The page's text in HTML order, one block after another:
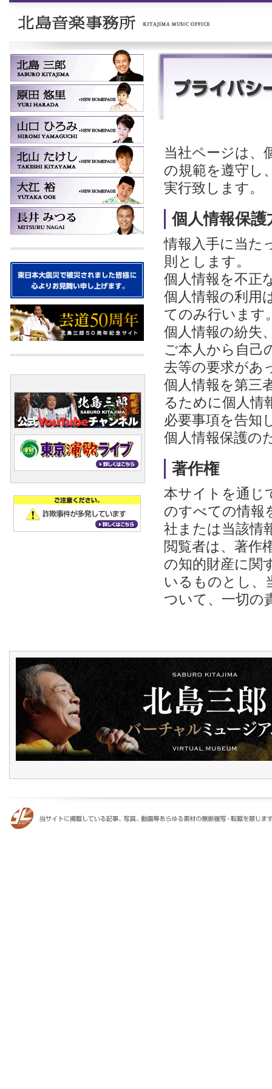
当社ページは、
の規範を遵守し
実行致します。
個人情報保護
情報入手に当た
則とします。
個人情報を不正
個人情報の利用
てのみ行います
個人情報の紛失
ご本人から自己
去等の要求があ
個人情報を第三
るために個人情
必要事項を告知
個人情報保護の
著作権
本サイトを通じ
のすべての情報
社または当該情
閲覧者は、著作
の知的財産に関
いるものとし、
ついて、一切の